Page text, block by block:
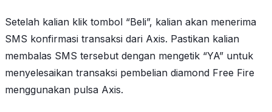
Setelah kalian klik tombol “Beli”, kalian akan menerima
SMS konfirmasi transaksi dari Axis. Pastikan kalian
membalas SMS tersebut dengan mengetik “YA” untuk
menyelesaikan transaksi pembelian diamond Free Fire
menggunakan pulsa Axis.